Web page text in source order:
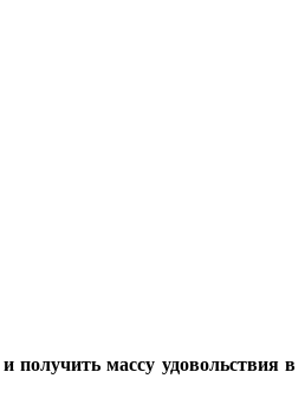
получить массу удовольствия в